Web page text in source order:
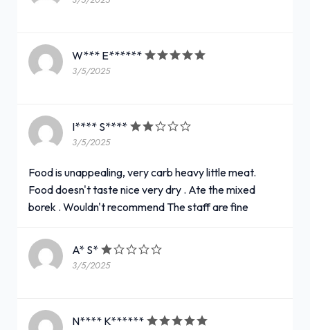
W*** E******
3/5/2025
I**** S****
3/5/2025
Food is unappealing, very carb heavy little meat.
Food doesn't taste nice very dry . Ate the mixed
borek . Wouldn't recommend The staff are fine
A* S*
3/5/2025
N**** K******